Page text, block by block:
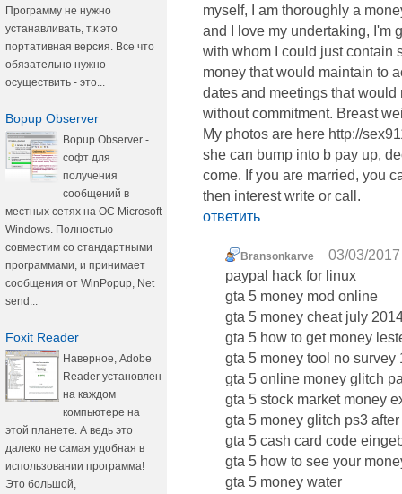
Программу не нужно
устанавливать, т.к это
портативная версия. Все что
обязательно нужно
осуществить - это...
Bopup Observer
Bopup Observer -
софт для
получения
сообщений в
местных сетях на ОС Microsoft
Windows. Полностью
совместим со стандартными
программами, и принимает
сообщения от WinPopup, Net
send...
Foxit Reader
Наверное, Adobe
Reader установлен
на каждом
компьютере на
этой планете. А ведь это
далеко не самая удобная в
использовании программа!
Это большой,
myself, I am thoroughly a
and I love my undertaking, I'm
with whom I could just contain
money that would maintain to
dates and meetings that
without commitment. Breast
My photos are here http://
she can bump into b pay up,
come. If you are married, you
then interest write or call.
ответить
Bransonkarve
03/03/
paypal hack for linux
gta 5 money mod online
gta 5 money cheat july
gta 5 how to get money
gta 5 money tool no survey
gta 5 online money glitch
gta 5 stock market money
gta 5 money glitch ps3
gta 5 cash card code
gta 5 how to see your
gta 5 money water